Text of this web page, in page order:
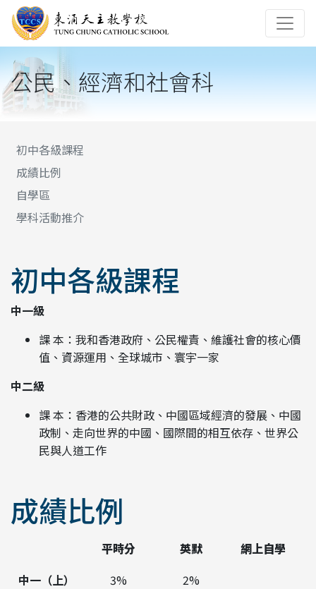
公民、經濟和社會科
初中各級課程
成績比例
自學區
學科活動推介
初中各級課程
中一級
課 本：我和香港政府、公民權責、維護社會的核心價
值、資源運用、全球城市、寰宇一家
中二級
課 本：香港的公共財政、中國區域經濟的發展、中國
政制、走向世界的中國、國際間的相互依存、世界公
民與人道工作
成績比例
平時分 英默
網上自學
中一（上）
3%
2%